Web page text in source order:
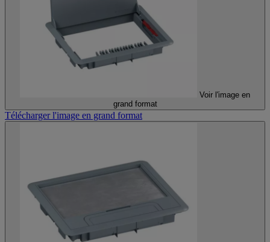
Voir l'image en
grand format
Télécharger l'image en grand format